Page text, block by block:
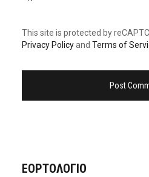
This site is protected by
Privacy Policyand Terms of
ΕΟΡΤΟΛΟΓΙΟ